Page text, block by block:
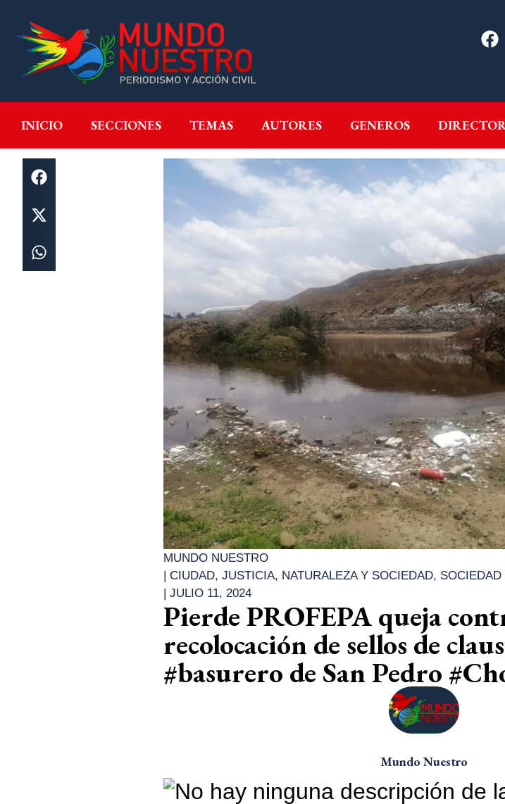
INICIO SECCIONES TEMAS AUTORES GENEROS
INICIO SECCIONES GENEROS
MUNDO NUESTRO
| CIUDAD, JUSTICIA, NATURALEZA Y SOCIEDAD,
| JULIO 11, 2024
Pierde PROFEPA queja
recolocación de sellos de
#basurero de San Pedro
Mundo Nuestro